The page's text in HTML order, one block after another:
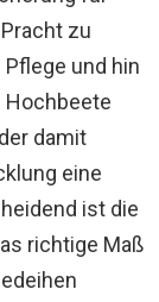
zu
und hin
Hochbeete
damit
eine
ist die
richtige Maß